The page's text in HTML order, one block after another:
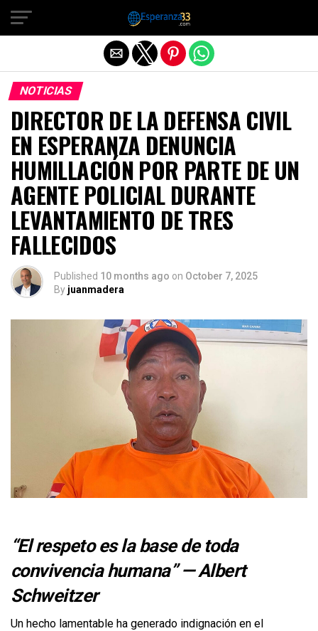
NOTICIAS
DIRECTOR DE LA DEFENSA CIVIL
EN ESPERANZA DENUNCIA
HUMILLACIÓN POR PARTE DE UN
AGENTE POLICIAL DURANTE
LEVANTAMIENTO DE TRES
FALLECIDOS
Published 10 months ago on October 7, 2025
By juanmadera
“El respeto es la base de toda
convivencia humana” — Albert
Schweitzer
Un hecho lamentable ha generado indignación en el
Exit mobile version